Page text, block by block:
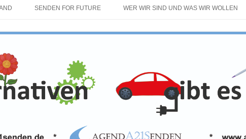
SENDEN FOR FUTURE WER WIR SIND UND WAS WIR WOLLEN